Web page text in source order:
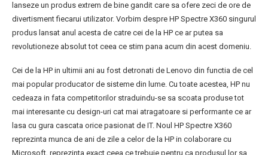
lanseze un produs extrem de bine gandit care sa ofere zeci de ore de
divertisment fiecarui utilizator. Vorbim despre HP Spectre X360 singurul
produs lansat anul acesta de catre cei de la HP ce ar putea sa
revolutioneze absolut tot ceea ce stim pana acum din acest domeniu.
Cei de la HP in ultimii ani au fost detronati de Lenovo din functia de cel
mai popular producator de sisteme din lume. Cu toate acestea, HP nu
cedeaza in fata competitorilor straduindu-se sa scoata produse tot
mai interesante cu design-uri cat mai atragatoare si performante ce ar
lasa cu gura cascata orice pasionat de IT. Noul HP Spectre X360
reprezinta munca de ani de zile a celor de la HP in colaborare cu
Microsoft, reprezinta exact ceea ce trebuie pentru ca produsul lor sa